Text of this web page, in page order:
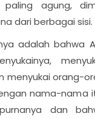
paling agung,
dari berbagai sisi.
adalah bahwa
menyukai orang-
nama-nama
dan